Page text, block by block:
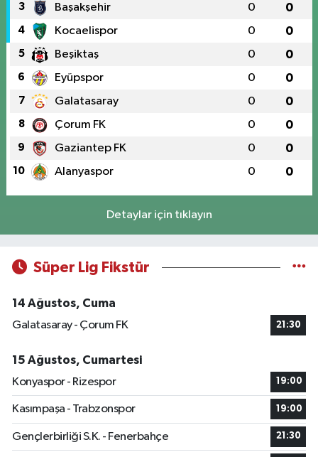
3 Başakşehir 0 0
4 Kocaelispor 0 0
5 Beşiktaş 0 0
6 Eyüpspor 0 0
7 Galatasaray 0 0
8 Çorum FK 0 0
9 Gaziantep FK 0 0
10 Alanyaspor 0 0
Detaylar için tıklayın
Süper Lig Fikstür
14 Ağustos, Cuma
Galatasaray - Çorum FK
21:30
15 Ağustos, Cumartesi
Konyaspor - Rizespor
19:00
Kasımpaşa - Trabzonspor 19:00
Gençlerbirliği S.K. - Fenerbahçe 21:30